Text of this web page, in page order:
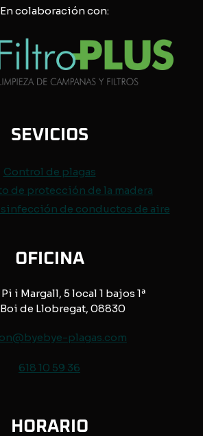
En colaboración con:
SEVICIOS
Control de plagas
de protección de la madera
de conductos de aire
OFICINA
i Margall, 5 local 1 bajos 1ª
de Llobregat, 08830
plagas.com
618 10 59 36
HORARIO